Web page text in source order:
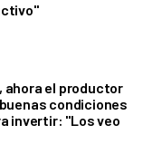
ahora el productor
condiciones
invertir: "Los veo